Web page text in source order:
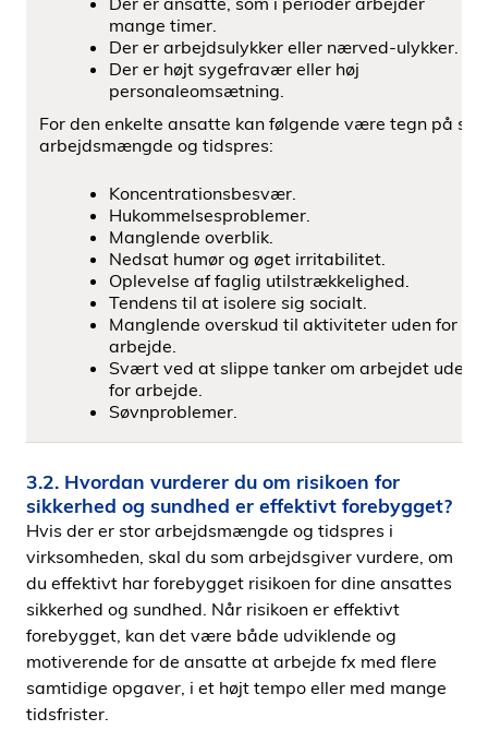
mange timer.
Der er arbejdsulykker eller nærved-ulykker.
Der er højt sygefravær eller høj
personaleomsætning.
For den enkelte ansatte kan følgende være tegn på stor
arbejdsmængde og tidspres:
Koncentrationsbesvær.
Hukommelsesproblemer.
Manglende overblik.
Nedsat humør og øget irritabilitet.
Oplevelse af faglig utilstrækkelighed.
Tendens til at isolere sig socialt.
Manglende overskud til aktiviteter uden for
arbejde.
Svært ved at slippe tanker om arbejdet uden
for arbejde.
Søvnproblemer.
3.2. Hvordan vurderer du om risikoen for
sikkerhed og sundhed er effektivt forebygget?
Hvis der er stor arbejdsmængde og tidspres i
virksomheden, skal du som arbejdsgiver vurdere, om
du effektivt har forebygget risikoen for dine ansattes
sikkerhed og sundhed. Når risikoen er effektivt
forebygget, kan det være både udviklende og
motiverende for de ansatte at arbejde fx med ﬂere
samtidige opgaver, i et højt tempo eller med mange
tidsfrister.